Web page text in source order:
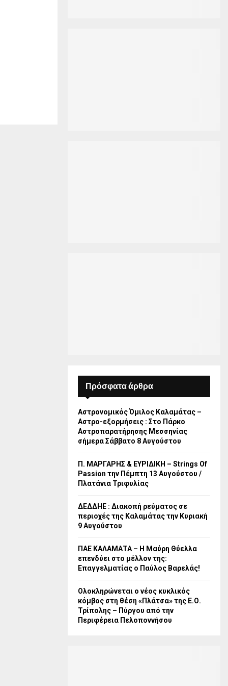
Πρόσφατα άρθρα
Αστρονομικός Όμιλος Καλαμάτας –
Αστρο-εξορμήσεις : Στο Πάρκο
Αστροπαρατήρησης Μεσσηνίας
σήμερα Σάββατο 8 Αυγούστου
Π. ΜΑΡΓΑΡΗΣ & ΕΥΡΙΔΙΚΗ – Strings Of
Passion την Πέμπτη 13 Αυγούστου /
Πλατάνια Τριφυλίας
ΔΕΔΔΗΕ : Διακοπή ρεύματος σε
περιοχές της Καλαμάτας την Κυριακή
9 Αυγούστου
ΠΑΕ ΚΑΛΑΜΑΤΑ – Η Μαύρη Θύελλα
επενδύει στο μέλλον της:
Επαγγελματίας ο Παύλος Βαρελάς!
Ολοκληρώνεται ο νέος κυκλικός
κόμβος στη θέση «Πλάτσα» της Ε.Ο.
Τρίπολης – Πύργου από την
Περιφέρεια Πελοποννήσου